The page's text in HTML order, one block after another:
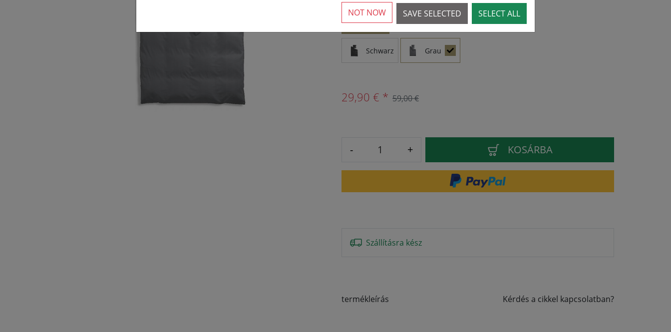
Schwarz Grau
29,90 € * 59,00 €
- + KOSÁRBA
Szállításra kész
termékleírás Kérdés a cikkel kapcsolatban?
SAVE SELECTED SELECT ALL
NOT NOW